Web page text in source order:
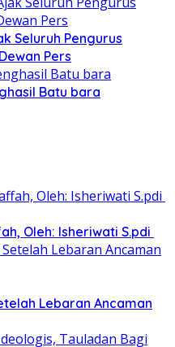
Seluruh Pengurus
Pers
Batu bara
Oleh: Isheriwati S.pdi
Lebaran Ancaman